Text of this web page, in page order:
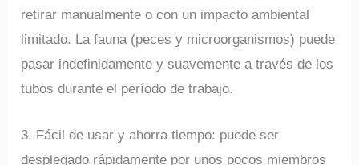
retirar manualmente o con un impacto ambiental
limitado. La fauna (peces y microorganismos) puede
pasar indefinidamente y suavemente a través de los
tubos durante el período de trabajo.
3. Fácil de usar y ahorra tiempo: puede ser
desplegado rápidamente por unos pocos miembros